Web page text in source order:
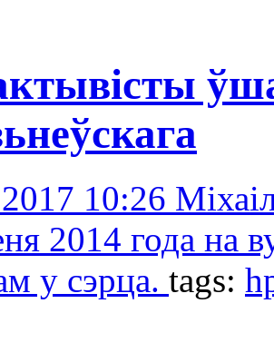
10:26
2014 года на
у сэрца. tags: